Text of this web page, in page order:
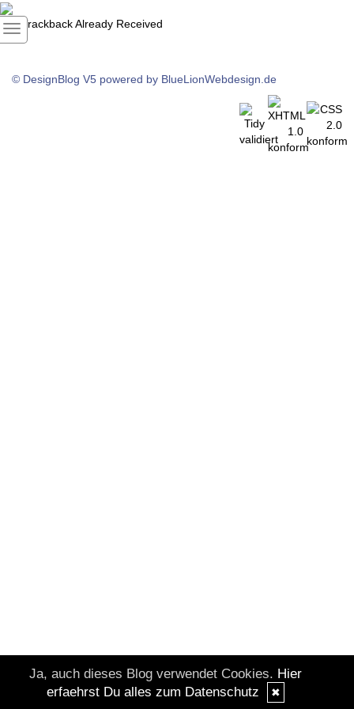
1 Trackback Already Received
© DesignBlog V5 powered by BlueLionWebdesign.de
Ja, auch dieses Blog verwendet Cookies. Hier
erfaehrst Du alles zum Datenschutz
✖